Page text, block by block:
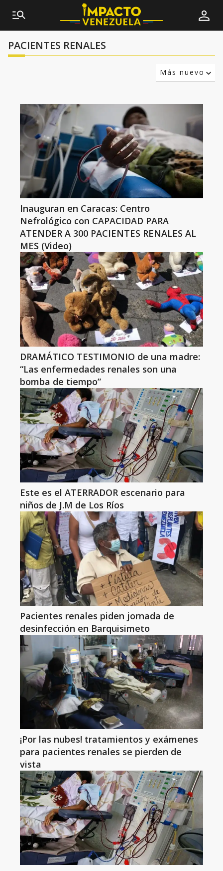
PACIENTES RENALES
Más nuevo
Inauguran en Caracas: Centro
Nefrológico con CAPACIDAD PARA
ATENDER A 300 PACIENTES RENALES AL
MES (Video)
DRAMÁTICO TESTIMONIO de una madre:
“Las enfermedades renales son una
bomba de tiempo”
Este es el ATERRADOR escenario para
niños de J.M de Los Ríos
Pacientes renales piden jornada de
desinfección en Barquisimeto
¡Por las nubes! tratamientos y exámenes
para pacientes renales se pierden de
vista